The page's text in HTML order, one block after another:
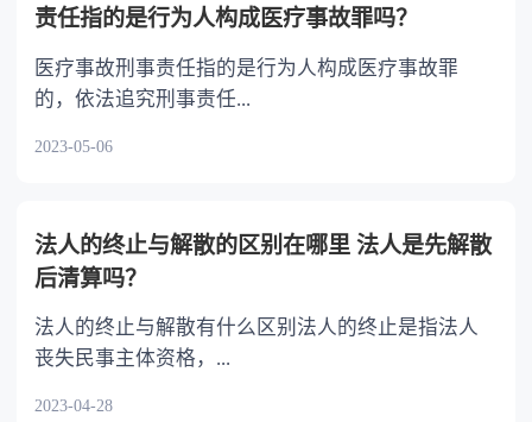
责任指的是行为人构成医疗事故罪吗？
医疗事故刑事责任指的是行为人构成医疗事故罪
的，依法追究刑事责任...
2023-05-06
法人的终止与解散的区别在哪里 法人是先解散
后清算吗？
法人的终止与解散有什么区别法人的终止是指法人
丧失民事主体资格，...
2023-04-28